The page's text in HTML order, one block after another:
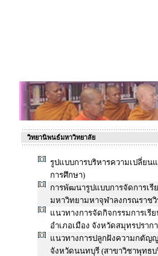
วิทยานิพนธ์มหาวิทยาลัย
รูปแบบการบริหารความเปลี่ย
การศึกษา)
การพัฒนารูปแบบการจัดการเ
มหาวิทยามหาจุฬาลงกรณราช
แนวทางการจัดกิจกรรมการเรี
อำเภอเมือง จังหวัดสมุทรปรา
แนวทางการปลูกฝังความกตัญ
จังหวัดนนทบุรี (สาขาวิชาพุทธบ